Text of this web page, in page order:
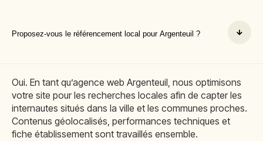
Proposez-vous le référencement local pour Argenteuil ?
Oui. En tant qu’agence web Argenteuil, nous optimisons
votre site pour les recherches locales afin de capter les
internautes situés dans la ville et les communes proches.
Contenus géolocalisés, performances techniques et
fiche établissement sont travaillés ensemble.